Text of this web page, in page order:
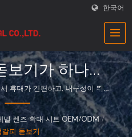
한국어
보기가 하나로!
광학 돋보기
Tay
휴대가 간편하고, 내구성이 뛰어
적합합니다.|E-Tay돋보기 공장
제품을 제공하는 전문 제조업체이
한 서비스를 제공합니다.
넬 렌즈 확대 시트 OEM/ODM /
갈피 돋보기